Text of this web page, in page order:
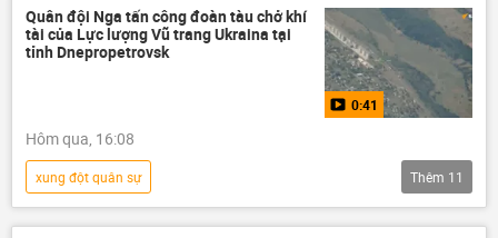
Thế giới
Vladimir Zelensky
Ukraina
Quân đội Ukraina
chiến dịch
Quan điểm-Ý kiến
Quân đội Nga tấn công đoàn tàu chở khí
tài của Lực lượng Vũ trang Ukraina tại
tỉnh Dnepropetrovsk
0:41
Hôm qua, 16:08
xung đột quân sự
Chiến dịch quân sự đặc biệt tại Ukraina
Thêm 11